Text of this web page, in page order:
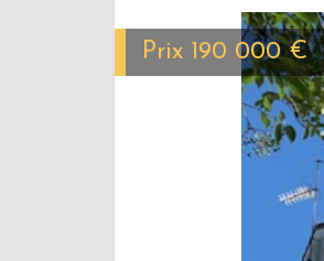
Prix 190 000 €